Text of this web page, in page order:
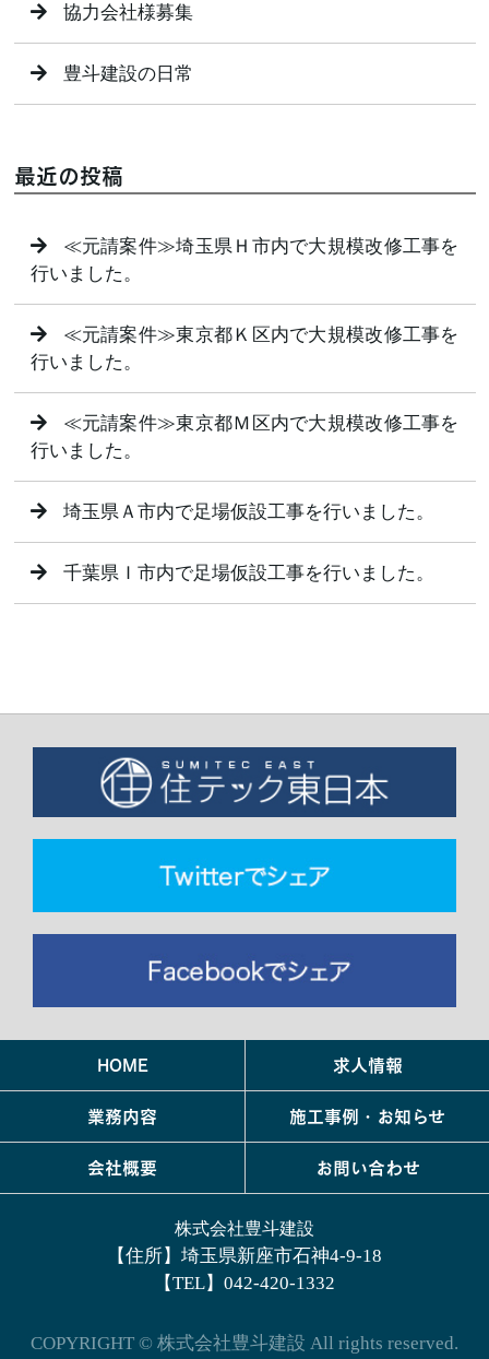
協力会社様募集
豊斗建設の日常
最近の投稿
≪元請案件≫埼玉県Ｈ市内で大規模改修工事を
行いました。
≪元請案件≫東京都Ｋ区内で大規模改修工事を
行いました。
≪元請案件≫東京都Ｍ区内で大規模改修工事を
行いました。
埼玉県Ａ市内で足場仮設工事を行いました。
千葉県Ｉ市内で足場仮設工事を行いました。
HOME 求人情報
業務内容 施工事例・お知らせ
会社概要 お問い合わせ
株式会社豊斗建設
【住所】埼玉県新座市石神4-9-18
【TEL】042-420-1332
COPYRIGHT © 株式会社豊斗建設 All rights reserved.